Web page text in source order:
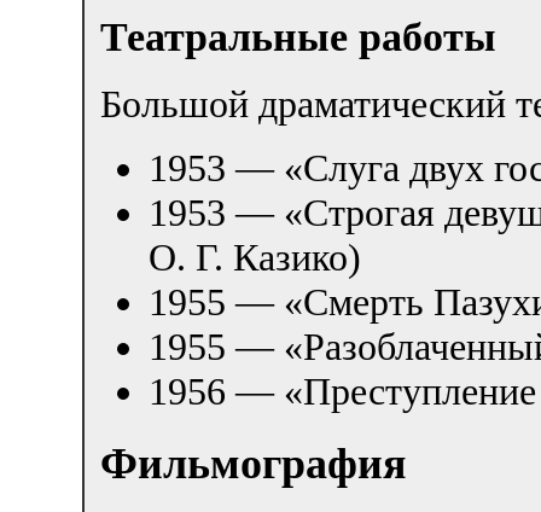
Театральные работы
Большой драматический
1953 — «Слуга двух
1953 — «Строгая
О. Г. Казико)
1955 — «Смерть
1955 —
1956 —
Фильмография